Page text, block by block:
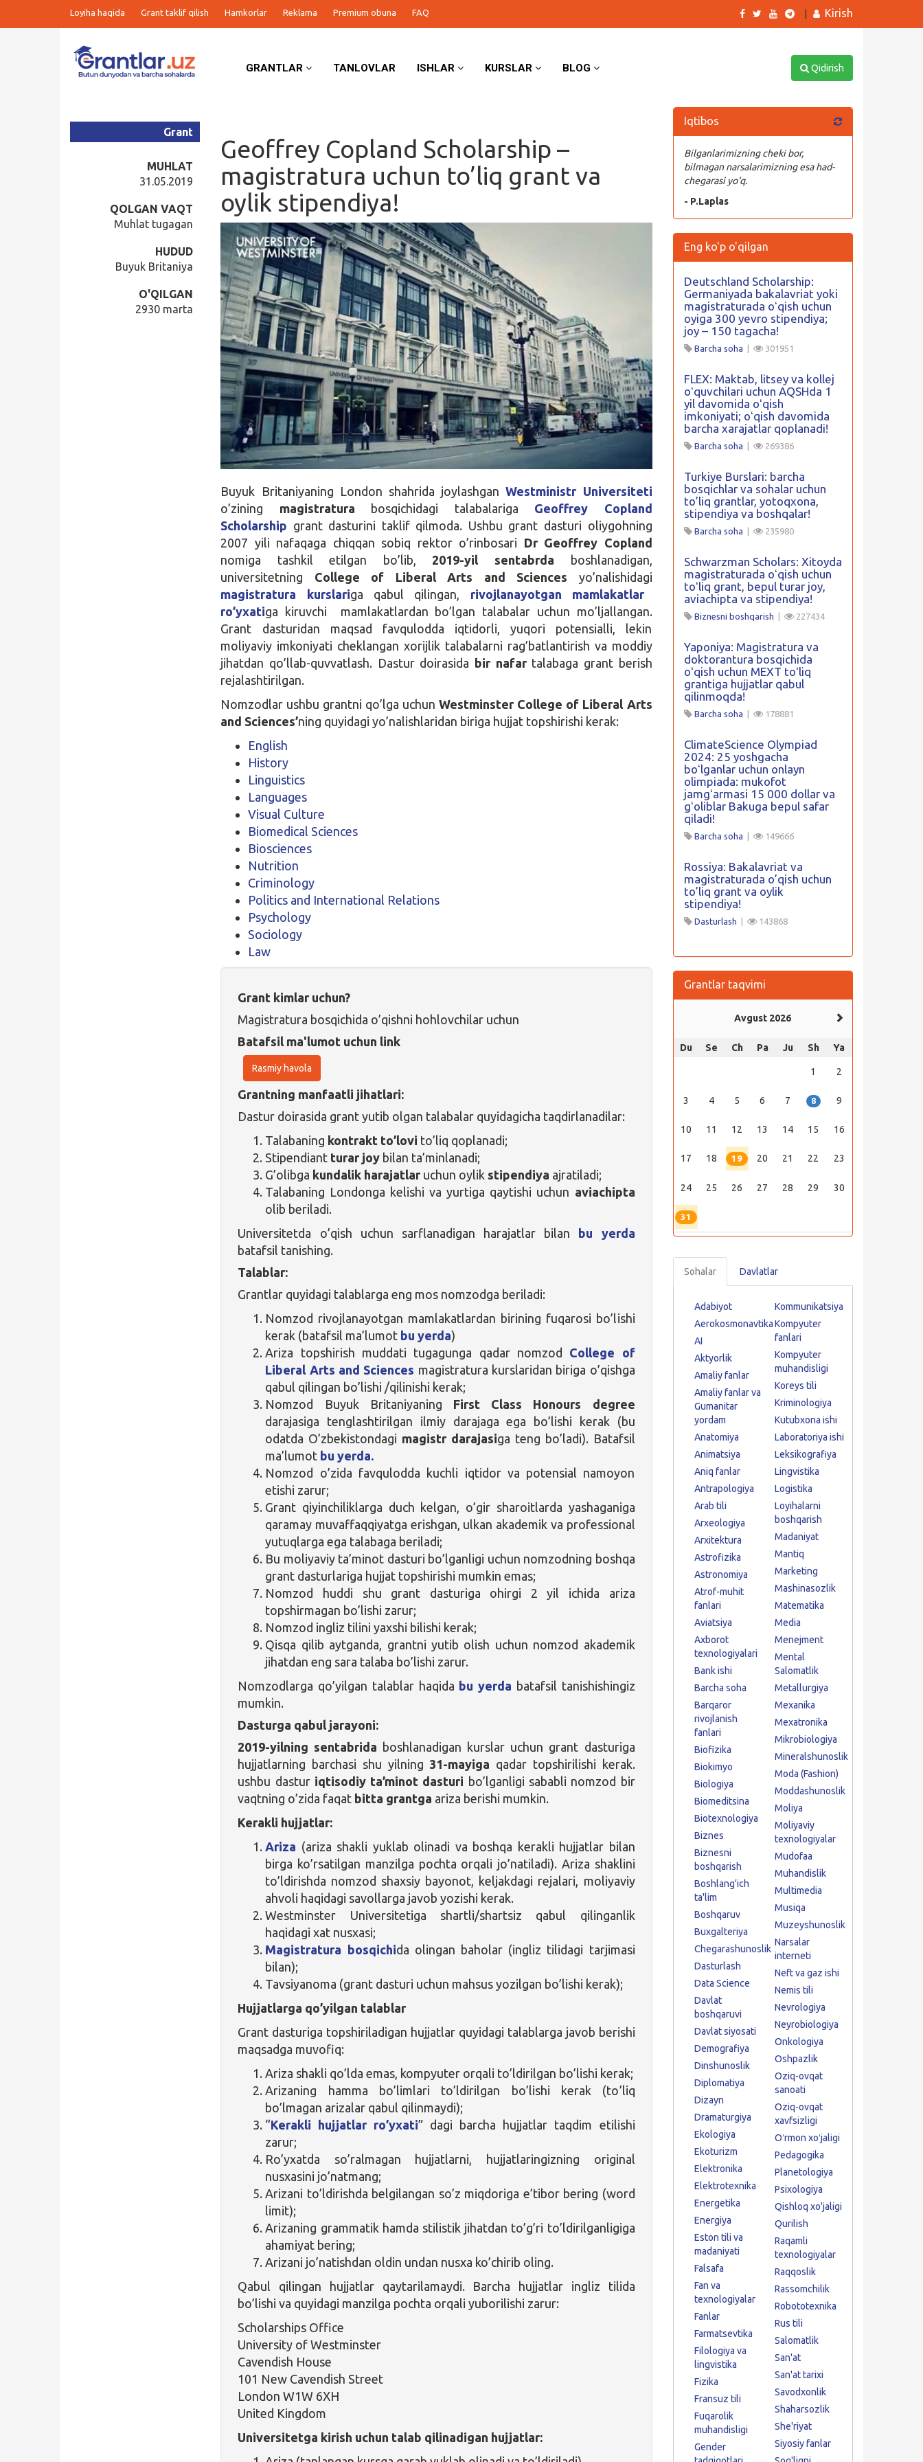
Loyiha haqida Grant taklif qilish Hamkorlar Reklama Premium obuna FAQ Kirish
GRANTLAR TANLOVLAR ISHLAR KURSLAR BLOG Qidirish
Geoffrey Copland Scholarship –
magistratura uchun to’liq grant va
oylik stipendiya!
Grant
MUHLAT
31.05.2019
QOLGAN VAQT
Muhlat tugagan
HUDUD
Buyuk Britaniya
O'QILGAN
2930 marta
Buyuk Britaniyaning London shahrida joylashganWestministr Universiteti
o’zining magistratura bosqichidagi talabalariga Geoffrey Copland
Scholarship grant dasturini taklif qilmoda. Ushbu grant dasturi oliygohning
2007 yili nafaqaga chiqqan sobiq rektor o’rinbosari Dr Geoffrey Copland
nomiga tashkil etilgan bo’lib,
2019-yil sentabrda boshlanadigan,
universitetning College of Liberal Arts and Sciences yo’nalishidagi
magistratura kurslariga qabul qilingan, rivojlanayotgan mamlakatlar
ro’yxatiga kiruvchi mamlakatlardan bo’lgan talabalar uchun mo’ljallangan.
Grant dasturidan maqsad favqulodda iqtidorli, yuqori potensialli, lekin
moliyaviy imkoniyati cheklangan xorijlik talabalarni rag’batlantirish va moddiy
jihatdan qo’llab-quvvatlash. Dastur doirasida bir nafartalabaga grant berish
rejalashtirilgan.
Nomzodlar ushbu grantni qo’lga uchunWestminster College of Liberal Arts
and Sciences’ning quyidagi yo’nalishlaridan biriga hujjat topshirishi kerak:
English
History
Linguistics
Languages
Visual Culture
Biomedical Sciences
Biosciences
Nutrition
Criminology
Politics and International Relations
Psychology
Sociology
Law
Grant kimlar uchun?
Magistratura bosqichida o’qishni hohlovchilar uchun
Batafsil ma'lumot uchun link
Rasmiy havola
Grantning manfaatli jihatlari:
Dastur doirasida grant yutib olgan talabalar quyidagicha taqdirlanadilar:
Talabaning kontrakt to’lovi to’liq qoplanadi;
Stipendiant turar joy bilan ta’minlanadi;
G’olibga kundalik harajatlar uchun oylik stipendiya ajratiladi;
Talabaning Londonga kelishi va yurtiga qaytishi uchun aviachipta
olib beriladi.
Universitetda o’qish uchun sarflanadigan harajatlar bilan bu yerda
batafsil tanishing.
Talablar:
Grantlar quyidagi talablarga eng mos nomzodga beriladi:
Nomzod rivojlanayotgan mamlakatlardan birining fuqarosi bo’lishi
kerak (batafsil ma’lumot bu yerda)
Ariza topshirish muddati tugagunga qadar nomzod College of
Liberal Arts and Sciences magistratura kurslaridan biriga o’qishga
qabul qilingan bo’lishi /qilinishi kerak;
Nomzod Buyuk Britaniyaning First Class Honours degree
darajasiga tenglashtirilgan ilmiy darajaga ega bo’lishi kerak (bu
odatda O’zbekistondagi magistr darajasiga teng bo’ladi). Batafsil
ma’lumot bu yerda.
Nomzod o’zida favqulodda kuchli iqtidor va potensial namoyon
etishi zarur;
Grant qiyinchiliklarga duch kelgan, o’gir sharoitlarda yashaganiga
qaramay muvaffaqqiyatga erishgan, ulkan akademik va professional
yutuqlarga ega talabaga beriladi;
Bu moliyaviy ta’minot dasturi bo’lganligi uchun nomzodning boshqa
grant dasturlariga hujjat topshirishi mumkin emas;
Nomzod huddi shu grant dasturiga ohirgi 2 yil ichida ariza
topshirmagan bo’lishi zarur;
Nomzod ingliz tilini yaxshi bilishi kerak;
Qisqa qilib aytganda, grantni yutib olish uchun nomzod akademik
jihatdan eng sara talaba bo’lishi zarur.
Nomzodlarga qo’yilgan talablar haqida bu yerda batafsil tanishishingiz
mumkin.
Dasturga qabul jarayoni:
2019-yilning sentabrida boshlanadigan kurslar uchun grant dasturiga
hujjatlarning barchasi shu yilning 31-mayiga qadar topshirilishi kerak.
ushbu dastur iqtisodiy ta’minot dasturi bo’lganligi sababli nomzod bir
vaqtning o’zida faqat bitta grantga ariza berishi mumkin.
Kerakli hujjatlar:
Ariza (ariza shakli yuklab olinadi va boshqa kerakli hujjatlar bilan
birga ko’rsatilgan manzilga pochta orqali jo’natiladi). Ariza shaklini
to’ldirishda nomzod shaxsiy bayonot, keljakdagi rejalari, moliyaviy
ahvoli haqidagi savollarga javob yozishi kerak.
Westminster Universitetiga shartli/shartsiz qabul qilinganlik
haqidagi xat nusxasi;
Magistratura bosqichida olingan baholar (ingliz tilidagi tarjimasi
bilan);
Tavsiyanoma (grant dasturi uchun mahsus yozilgan bo’lishi kerak);
Hujjatlarga qo’yilgan talablar
Grant dasturiga topshiriladigan hujjatlar quyidagi talablarga javob berishi
maqsadga muvofiq:
Ariza shakli qo’lda emas, kompyuter orqali to’ldirilgan bo’lishi kerak;
Arizaning hamma bo’limlari to’ldirilgan bo’lishi kerak (to’liq
bo’lmagan arizalar qabul qilinmaydi);
“Kerakli hujjatlar ro’yxati” dagi barcha hujjatlar taqdim etilishi
zarur;
Ro’yxatda so’ralmagan hujjatlarni, hujjatlaringizning original
nusxasini jo’natmang;
Arizani to’ldirishda belgilangan so’z miqdoriga e’tibor bering (word
limit);
Arizaning grammatik hamda stilistik jihatdan to’g’ri to’ldirilganligiga
ahamiyat bering;
Arizani jo’natishdan oldin undan nusxa ko’chirib oling.
Qabul qilingan hujjatlar qaytarilamaydi. Barcha hujjatlar ingliz tilida
bo’lishi va quyidagi manzilga pochta orqali yuborilishi zarur:
Scholarships Office
University of Westminster
Cavendish House
101 New Cavendish Street
London W1W 6XH
United Kingdom
Universitetga kirish uchun talab qilinadigan hujjatlar:
Iqtibos
Bilganlarimizning cheki bor,
bilmagan narsalarimizning esa had-
chegarasi yo‘q.
- P.Laplas
Eng ko'p o'qilgan
Deutschland Scholarship:
Germaniyada bakalavriat yoki
magistraturada oʻqish uchun
oyiga 300 yevro stipendiya;
joy – 150 tagacha!
Barcha soha 301951
FLEX: Maktab, litsey va kollej
oʻquvchilari uchun AQSHda 1
yil davomida oʻqish
imkoniyati; oʻqish davomida
barcha xarajatlar qoplanadi!
Barcha soha 269386
Turkiye Burslari: barcha
bosqichlar va sohalar uchun
to’liq grantlar, yotoqxona,
stipendiya va boshqalar!
Barcha soha 235980
Schwarzman Scholars: Xitoyda
magistraturada oʻqish uchun
toʻliq grant, bepul turar joy,
aviachipta va stipendiya!
Biznesni boshqarish 227434
Yaponiya: Magistratura va
doktorantura bosqichida
oʻqish uchun MEXT toʻliq
grantiga hujjatlar qabul
qilinmoqda!
Barcha soha 178881
ClimateScience Olympiad
2024: 25 yoshgacha
boʻlganlar uchun onlayn
olimpiada: mukofot
jamgʻarmasi 15 000 dollar va
gʻoliblar Bakuga bepul safar
qiladi!
Barcha soha 149666
Rossiya: Bakalavriat va
magistraturada o’qish uchun
to’liq grant va oylik
stipendiya!
Dasturlash 143868
Grantlar taqvimi
Avgust 2026
Du Se Ch Pa Ju Sh Ya
1 2
3 4 5 6 7 8 9
10 11 12 13 14 15 16
17 18 19 20 21 22 23
24 25 26 27 28 29 30
31
Sohalar Davlatlar
Adabiyot
Aerokosmonavtika
AI
Aktyorlik
Amaliy fanlar
Amaliy fanlar va
Gumanitar
yordam
Anatomiya
Animatsiya
Aniq fanlar
Antrapologiya
Arab tili
Arxeologiya
Arxitektura
Astrofizika
Astronomiya
Atrof-muhit
fanlari
Aviatsiya
Axborot
texnologiyalari
Bank ishi
Barcha soha
Barqaror
rivojlanish
fanlari
Biofizika
Biokimyo
Biologiya
Biomeditsina
Biotexnologiya
Biznes
Biznesni
boshqarish
Boshlang'ich
ta'lim
Boshqaruv
Buxgalteriya
Chegarashunoslik
Dasturlash
Data Science
Davlat
boshqaruvi
Davlat siyosati
Demografiya
Dinshunoslik
Diplomatiya
Dizayn
Dramaturgiya
Ekologiya
Ekoturizm
Elektronika
Elektrotexnika
Energetika
Energiya
Eston tili va
madaniyati
Falsafa
Fan va
texnologiyalar
Fanlar
Farmatsevtika
Filologiya va
lingvistika
Fizika
Fransuz tili
Fuqarolik
muhandisligi
Gender
Kommunikatsiya
Kompyuter
fanlari
Kompyuter
muhandisligi
Koreys tili
Kriminologiya
Kutubxona ishi
Laboratoriya ishi
Leksikografiya
Lingvistika
Logistika
Loyihalarni
boshqarish
Madaniyat
Mantiq
Marketing
Mashinasozlik
Matematika
Media
Menejment
Mental
Salomatlik
Metallurgiya
Mexanika
Mexatronika
Mikrobiologiya
Mineralshunoslik
Moda (Fashion)
Moddashunoslik
Moliya
Moliyaviy
texnologiyalar
Mudofaa
Muhandislik
Multimedia
Musiqa
Muzeyshunoslik
Narsalar
interneti
Neft va gaz ishi
Nemis tili
Nevrologiya
Neyrobiologiya
Onkologiya
Oshpazlik
Oziq-ovqat
sanoati
Oziq-ovqat
xavfsizligi
Oʻrmon xoʻjaligi
Pedagogika
Planetologiya
Psixologiya
Qishloq xo'jaligi
Qurilish
Raqamli
texnologiyalar
Raqqoslik
Rassomchilik
Robototexnika
Rus tili
Salomatlik
San'at
San'at tarixi
Savodxonlik
Shaharsozlik
She'riyat
Siyosiy fanlar